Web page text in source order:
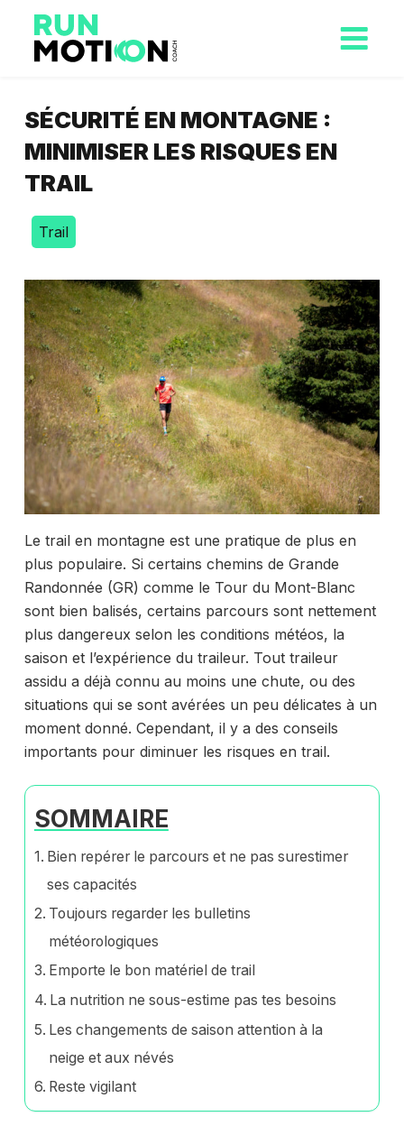
SÉCURITÉ EN MONTAGNE :
MINIMISER LES RISQUES EN
TRAIL
Trail
Le trail en montagne est une pratique de plus en
plus populaire. Si certains chemins de Grande
Randonnée (GR) comme le Tour du Mont-Blanc
sont bien balisés, certains parcours sont nettement
plus dangereux selon les conditions météos, la
saison et l’expérience du traileur. Tout traileur
assidu a déjà connu au moins une chute, ou des
situations qui se sont avérées un peu délicates à un
moment donné. Cependant, il y a des conseils
importants pour diminuer les risques en trail.
SOMMAIRE
Bien repérer le parcours et ne pas surestimer
ses capacités
Toujours regarder les bulletins
météorologiques
Emporte le bon matériel de trail
La nutrition ne sous-estime pas tes besoins
Les changements de saison attention à la
neige et aux névés
Reste vigilant